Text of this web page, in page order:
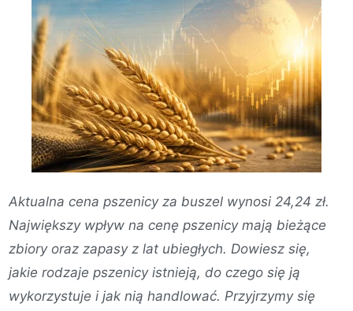
Aktualna cena pszenicy za buszel wynosi 24,24 zł.
Największy wpływ na cenę pszenicy mają bieżące
zbiory oraz zapasy z lat ubiegłych. Dowiesz się,
jakie rodzaje pszenicy istnieją, do czego się ją
wykorzystuje i jak nią handlować. Przyjrzymy się